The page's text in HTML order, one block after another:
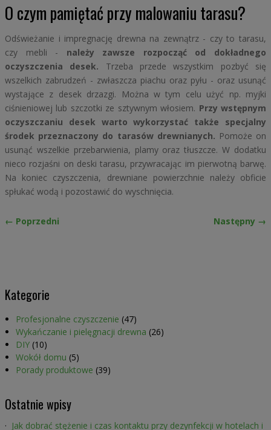
O czym pamiętać przy malowaniu tarasu?
Odświeżanie i impregnację drewna na zewnątrz - czy to tarasu,
czy mebli - należy zawsze rozpocząć od dokładnego
oczyszczenia desek. Trzeba przede wszystkim pozbyć się
wszelkich zabrudzeń - zwłaszcza piachu oraz pyłu - oraz usunąć
wystające z desek drzazgi. Można w tym celu użyć np. myjki
ciśnieniowej lub szczotki ze sztywnym włosiem. Przy wstępnym
oczyszczaniu desek warto wykorzystać także specjalny
środek przeznaczony do tarasów drewnianych. Pomoże on
usunąć wszelkie przebarwienia, plamy oraz tłuszcze. W dodatku
nieco rozjaśni on deski tarasu, przywracając im pierwotną barwę.
Na koniec czyszczenia, drewniane powierzchnie należy obficie
spłukać wodą i pozostawić do wyschnięcia.
← Poprzedni Następny →
Kategorie
Profesjonalne czyszczenie (47)
Wykańczanie i pielęgnacji drewna (26)
DIY (10)
Wokół domu (5)
Porady produktowe (39)
Ostatnie wpisy
Jak dobrać stężenie i czas kontaktu przy dezynfekcji w hotelach i